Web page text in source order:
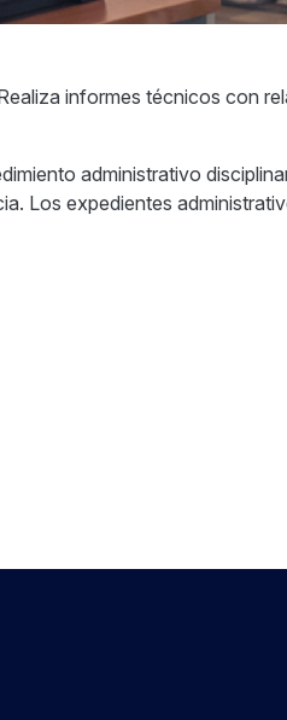
informes técnicos con
administrativo
Los expedientes